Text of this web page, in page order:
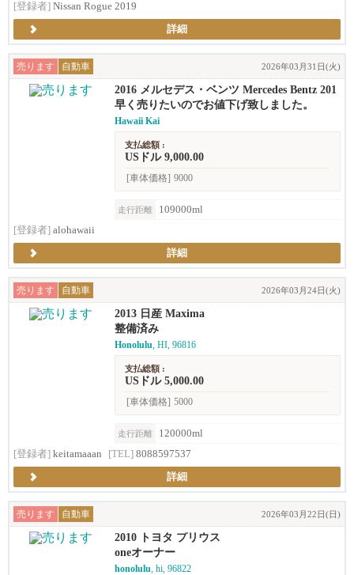
[登録者] Nissan Rogue 2019
詳細
売ります 自動車 2026年03月31日(火)
2016 メルセデス・ベンツ Mercedes Bentz 201
6 GLC300 SUV ベンツ
早く売りたいのでお値下げ致しました。
Hawaii Kai
支払総額 :
USドル 9,000.00
[車体価格] 9000
走行距離
109000ml
[登録者] alohawaii
詳細
売ります 自動車 2026年03月24日(火)
2013 日産 Maxima
整備済み
Honolulu, HI, 96816
支払総額 :
USドル 5,000.00
[車体価格] 5000
走行距離
120000ml
[登録者] keitamaaan [TEL] 8088597537
詳細
売ります 自動車 2026年03月22日(日)
2010 トヨタ プリウス
oneオーナー
honolulu, hi, 96822